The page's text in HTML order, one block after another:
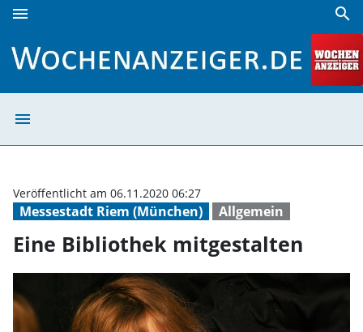
menu search
menu
Messestadt Riem (München) Allgemein
Veröffentlicht am 06.11.2020 06:27
Eine Bibliothek mitgestalten